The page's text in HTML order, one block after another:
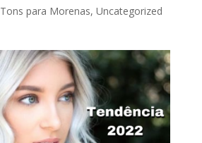
Tons para Morenas, Uncategorized